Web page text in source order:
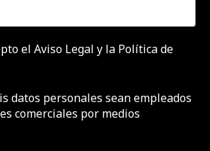
el Aviso Legal y la Política de
datos personales sean empleados
comerciales por medios